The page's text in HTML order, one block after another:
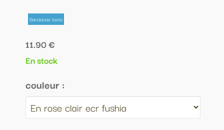
Bandanas texte
11.90 €
En stock
couleur :